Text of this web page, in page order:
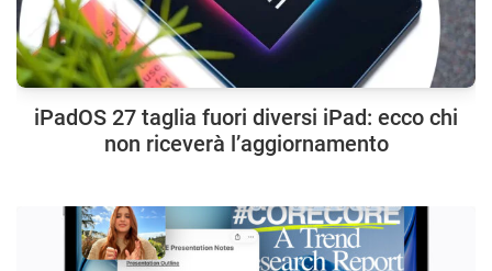
iPadOS 27 taglia fuori diversi iPad: ecco chi
non riceverà l’aggiornamento